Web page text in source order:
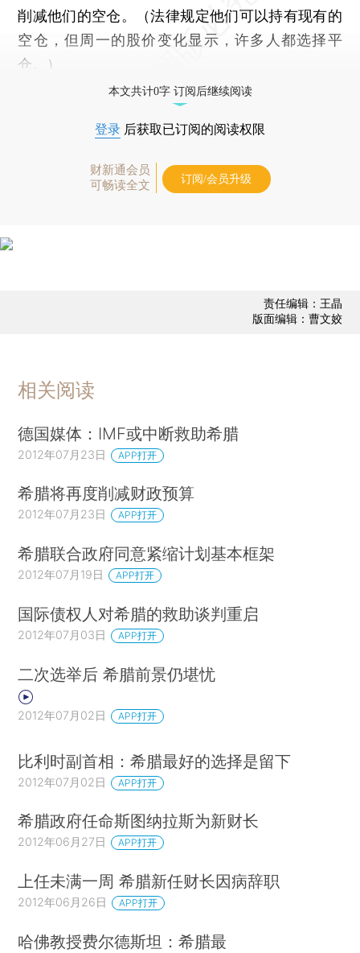
削减他们的空仓。（法律规定他们可以持有现有的
空仓，但周一的股价变化显示，许多人都选择平
仓。）
本文共计0字 订阅后继续阅读
登录 后获取已订阅的阅读权限
财新通会员
可畅读全文
订阅/会员升级
责任编辑：王晶
版面编辑：曹文姣
相关阅读
德国媒体：IMF或中断救助希腊
2012年07月23日 APP打开
希腊将再度削减财政预算
2012年07月23日 APP打开
希腊联合政府同意紧缩计划基本框架
2012年07月19日 APP打开
国际债权人对希腊的救助谈判重启
2012年07月03日 APP打开
二次选举后 希腊前景仍堪忧
2012年07月02日 APP打开
比利时副首相：希腊最好的选择是留下
2012年07月02日 APP打开
希腊政府任命斯图纳拉斯为新财长
2012年06月27日 APP打开
上任未满一周 希腊新任财长因病辞职
2012年06月26日 APP打开
哈佛教授费尔德斯坦：希腊最